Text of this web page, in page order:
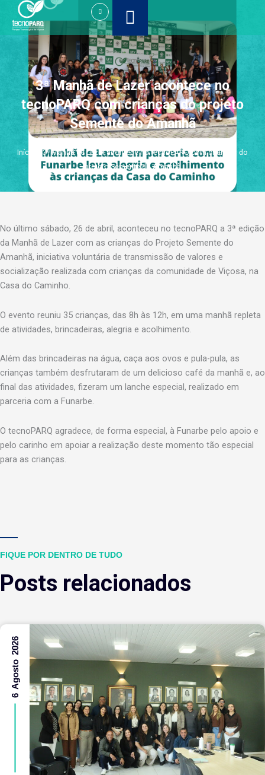
para
3ª Manhã de Lazer acontece no
tecnoPARQ com crianças do projeto
Semente do Amanhã
Início »3ª Manhã de Lazer acontece no tecnoPARQ com crianças do
projeto Semente do Amanhã
No último sábado, 26 de abril, aconteceu no tecnoPARQ a 3ª edição
da Manhã de Lazer com as crianças do Projeto Semente do
Amanhã, iniciativa voluntária de transmissão de valores e
socialização realizada com crianças da comunidade de Viçosa, na
Casa do Caminho.
O evento reuniu 35 crianças, das 8h às 12h, em uma manhã repleta
de atividades, brincadeiras, alegria e acolhimento.
Além das brincadeiras na água, caça aos ovos e pula-pula, as
crianças também desfrutaram de um delicioso café da manhã e, ao
final das atividades, fizeram um lanche especial, realizado em
parceria com a Funarbe.
O tecnoPARQ agradece, de forma especial, à Funarbe pelo apoio e
pelo carinho em apoiar a realização deste momento tão especial
para as crianças.
FIQUE POR DENTRO DE TUDO
Posts relacionados
6 Agosto 2026